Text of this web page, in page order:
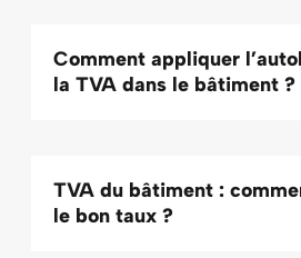
Comment appliquer
la TVA dans le bâtiment ?
TVA du bâtiment :
le bon taux ?